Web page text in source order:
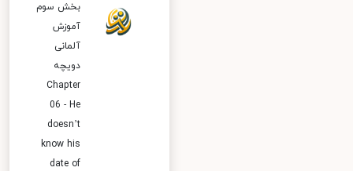
بخش سوم
آموزش
آلمانی
دویچه
Chapter
06 - He
doesn’t
know his
date of